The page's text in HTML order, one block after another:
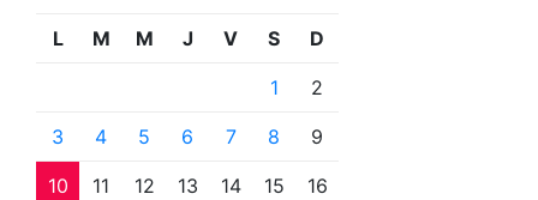
L M M J V S D
1 2
3 4 5 6 7 8 9
10 11 12 13 14 15 16